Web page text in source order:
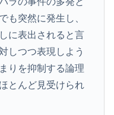
も突然に発生し、
に表出されると言
しつつ表現しよう
りを抑制する論理
とんど見受けられ